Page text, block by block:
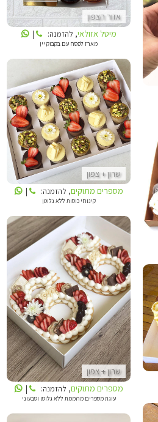
אזור הצפון
מיטל אזולאי, להזמנה: |
מארז לפסח עם בקבוק יין
שרון + צפון
מספרים מתוקים
מספרים מתוקים, להזמנה: |
קינוחי כוסות ללא גלוטן
שרון + צפון
מספרים מתוקים
מספרים מתוקים, להזמנה: |
עוגת מספרים מהממת ללא גלוטן וטבעוני